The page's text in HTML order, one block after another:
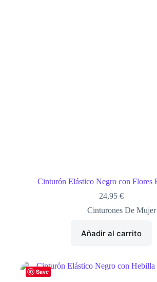
Cinturón Elástico Negro con Flores
24,95€
Cinturones De Mujer
Añadir al carrito
Save